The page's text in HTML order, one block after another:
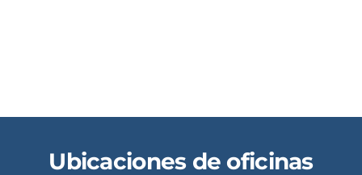
Ubicaciones de oficinas